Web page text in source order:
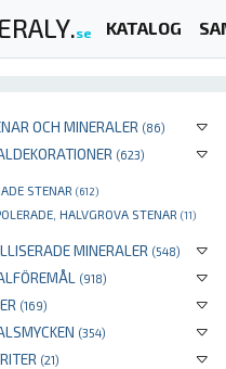
se KATALOG
OCH MINERALER (86)
(623)
STENAR (612)
HALVGROVA STENAR (11)
MINERALER (548)
(918)
(169)
(354)
(21)